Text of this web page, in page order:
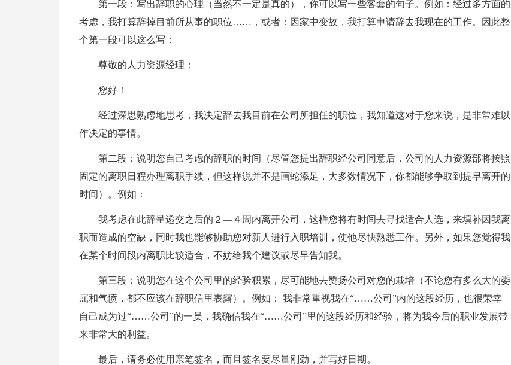
第一段：写出辞职的心理（当然不一定是真的），你可以写一些客套的句子。例如：经过多方面的
考虑，我打算辞掉目前所从事的职位……，或者：因家中变故，我打算申请辞去我现在的工作。因此整
个第一段可以这么写：
尊敬的人力资源经理：
您好！
经过深思熟虑地思考，我决定辞去我目前在公司所担任的职位，我知道这对于您来说，是非常难以
作决定的事情。
第二段：说明您自己考虑的辞职的时间（尽管您提出辞职经公司同意后，公司的人力资源部将按照
固定的离职日程办理离职手续，但这样说并不是画蛇添足，大多数情况下，你都能够争取到提早离开的
时间）。例如：
我考虑在此辞呈递交之后的２—４周内离开公司，这样您将有时间去寻找适合人选，来填补因我离
职而造成的空缺，同时我也能够协助您对新人进行入职培训，使他尽快熟悉工作。另外，如果您觉得我
在某个时间段内离职比较适合，不妨给我个建议或尽早告知我。
第三段：说明您在这个公司里的经验积累，尽可能地去赞扬公司对您的栽培（不论您有多么大的委
屈和气愤，都不应该在辞职信里表露）。例如： 我非常重视我在“……公司”内的这段经历，也很荣幸
自己成为过“……公司”的一员，我确信我在“……公司”里的这段经历和经验，将为我今后的职业发展带
来非常大的利益。
最后，请务必使用亲笔签名，而且签名要尽量刚劲，并写好日期。